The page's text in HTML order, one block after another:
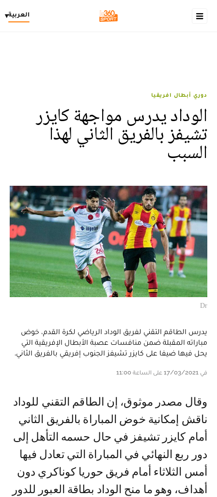
العربية▾
دوري أبطال افريقيا
الوداد يدرس مواجهة كايزر
تشيفز بالفريق الثاني لهذا
السبب
Dr
يدرس الطاقم التقني لفريق الوداد الرياضي لكرة القدم، خوض
مباراته المقبلة ضمن منافسات عصبة الأبطال الإفريقية التي
يحل فيها ضيفا على كايزر تشيفز الجنوب إفريقي بالفريق الثاني.
في 17/03/2021 على الساعة 11:00
وقال مصدر موثوق، إن الطاقم التقني للوداد
ناقش إمكانية خوض المباراة بالفريق الثاني
أمام كايزر تشيفز في حال حسمه التأهل إلى
دور ربع النهائي في المباراة التي تعادل فيها
أمس الثلاثاء أمام فريق حوريا كوناكري دون
أهداف، وهو ما منح الوداد بطاقة العبور للدور